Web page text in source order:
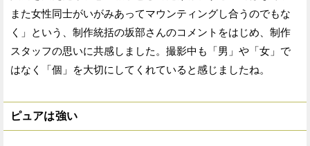
また女性同士がいがみあってマウンティングし合うのでもな
く」という、制作統括の坂部さんのコメントをはじめ、制作
スタッフの思いに共感しました。撮影中も「男」や「女」で
はなく「個」を大切にしてくれていると感じましたね。
ピュアは強い